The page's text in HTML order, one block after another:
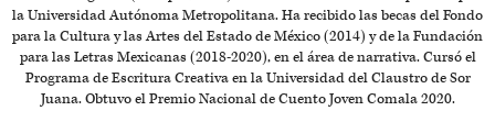
la Universidad Autónoma Metropolitana. Ha recibido las becas del Fondo
para la Cultura y las Artes del Estado de México (2014) y de la Fundación
para las Letras Mexicanas (2018-2020), en el área de narrativa. Cursó el
Programa de Escritura Creativa en la Universidad del Claustro de Sor
Juana. Obtuvo el Premio Nacional de Cuento Joven Comala 2020.